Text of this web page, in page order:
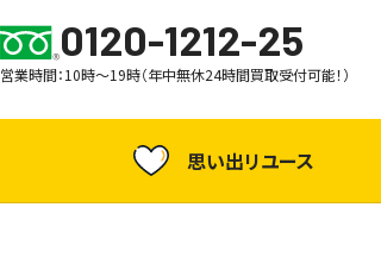
0120-1212-25
営業時間：10時～19時（年中無休24時間買取受付可能！）
思い出リユース